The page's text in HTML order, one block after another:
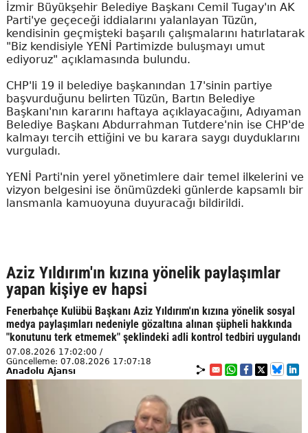
İzmir Büyükşehir Belediye Başkanı Cemil Tugay'ın AK
Parti'ye geçeceği iddialarını yalanlayan Tüzün,
kendisinin geçmişteki başarılı çalışmalarını hatırlatarak
"Biz kendisiyle YENİ Partimizde buluşmayı umut
ediyoruz" açıklamasında bulundu.
CHP'li 19 il belediye başkanından 17'sinin partiye
başvurduğunu belirten Tüzün, Bartın Belediye
Başkanı'nın kararını haftaya açıklayacağını, Adıyaman
Belediye Başkanı Abdurrahman Tutdere'nin ise CHP'de
kalmayı tercih ettiğini ve bu karara saygı duyduklarını
vurguladı.
YENİ Parti'nin yerel yönetimlere dair temel ilkelerini ve
vizyon belgesini ise önümüzdeki günlerde kapsamlı bir
lansmanla kamuoyuna duyuracağı bildirildi.
Aziz Yıldırım'ın kızına yönelik paylaşımlar
yapan kişiye ev hapsi
Fenerbahçe Kulübü Başkanı Aziz Yıldırım'ın kızına yönelik sosyal
medya paylaşımları nedeniyle gözaltına alınan şüpheli hakkında
"konutunu terk etmemek" şeklindeki adli kontrol tedbiri uygulandı
07.08.2026 17:02:00 /
Güncelleme: 07.08.2026 17:07:18
Anadolu Ajansı